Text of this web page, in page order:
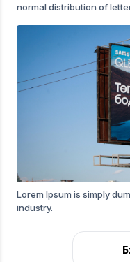
normal distribution of
Lorem Ipsum is simply
industry.